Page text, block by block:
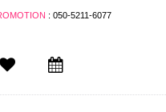
: 050-5211-6077